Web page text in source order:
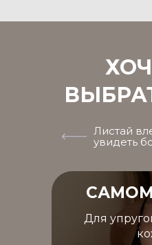
Листай
увидеть
Для